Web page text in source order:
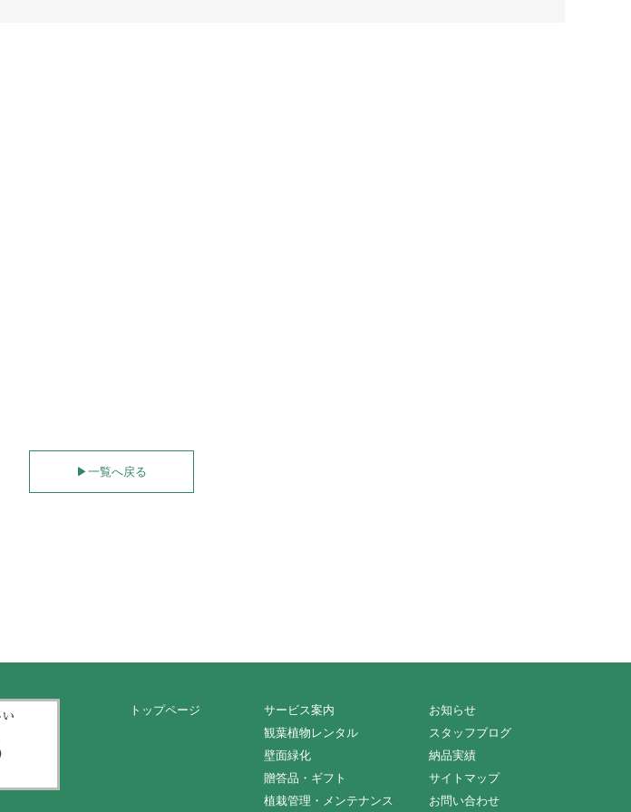
▶︎一覧へ戻る
トップページ
サービス案内
観葉植物レンタル
壁面緑化
贈答品・ギフト
植栽管理・メンテナンス
お知らせ
スタッフブログ
納品実績
サイトマップ
お問い合わせ